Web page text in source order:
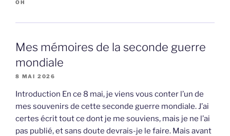
OH
Mes mémoires de la seconde guerre
mondiale
8 MAI 2026
Introduction En ce 8 mai, je viens vous conter l’un de
mes souvenirs de cette seconde guerre mondiale. J’ai
certes écrit tout ce dont je me souviens, mais je ne l’ai
pas publié, et sans doute devrais-je le faire. Mais avant